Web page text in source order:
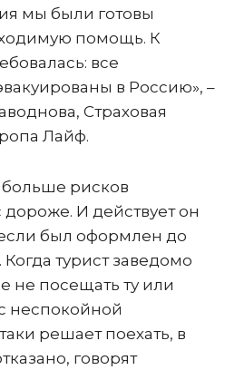
мы были готовы
помощь. К
все
в Россию», –
Страховая
Лайф.
рисков
И действует он
если был оформлен до
турист заведомо
не посещать ту или
неспокойной
решает поехать, в
говорят